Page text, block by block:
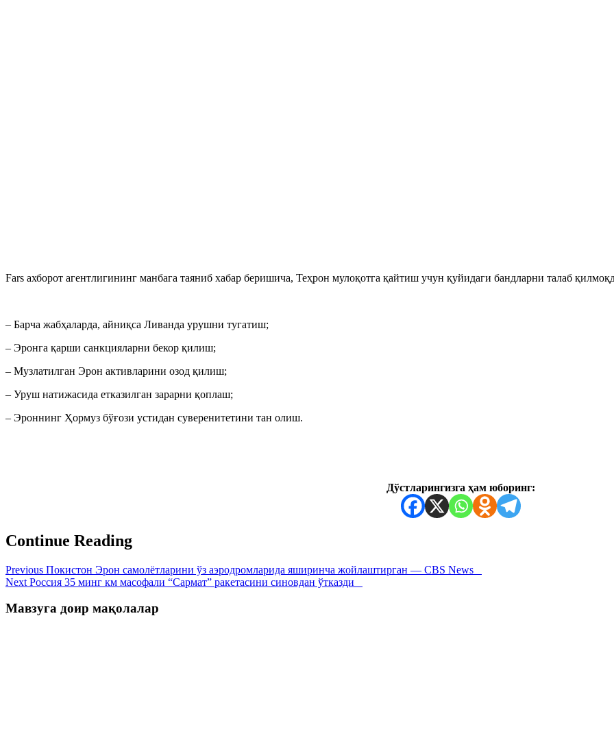
Fars ахборот агентлигининг манбага таяниб хабар беришича, Теҳрон мулоқотга қайтиш учун қуйидаги бандларни талаб
– Барча жабҳаларда, айниқса Ливанда урушни тугатиш;
– Эронга қарши санкцияларни бекор қилиш;
– Музлатилган Эрон активларини озод қилиш;
– Уруш натижасида етказилган зарарни қоплаш;
– Эроннинг Ҳормуз бўғози устидан суверенитетини тан олиш.
Дўстларингизга ҳам юборинг:
Continue Reading
Previous Покистон Эрон самолётларини ўз аэродромларида яширинча жойлаштирган — CBS News
Next Россия 35 минг км масофали “Сармат” ракетасини синовдан ўтказди
Мавзуга доир мақолалар